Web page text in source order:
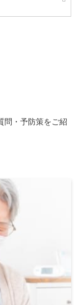
問・予防策をご紹